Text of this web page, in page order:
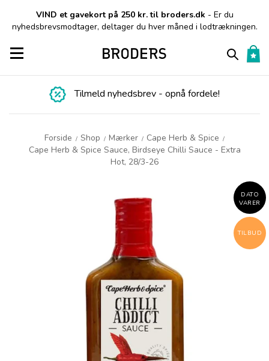
VIND et gavekort på 250 kr. til broders.dk - Er du
nyhedsbrevsmodtager, deltager du hver måned i lodtrækningen.
Toggle navigation
Tilmeld nyhedsbrev - opnå fordele!
Forside / Shop / Mærker / Cape Herb & Spice /
Cape Herb & Spice Sauce, Birdseye Chilli Sauce - Extra
Hot, 28/3-26
DATO
VARER
TILBUD